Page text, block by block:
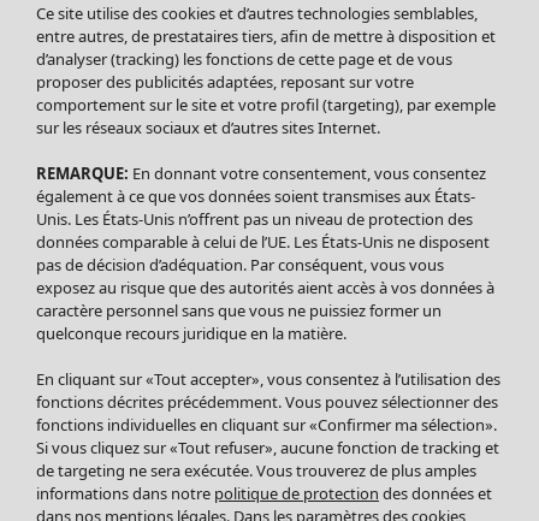
Soldes Vêtements
Tous les vêtements
Robes
Tuniques
Blouses
Tops
Gilets
Pantalon
Jupes
Leggings et collants
Accessoires
Chaussures
Vêtements de bain
Basics
Soldes Mobilier
Bonnes affaires déco
Ce site utilise des cookies et d’autres technologies semblables,
entre autres, de prestataires tiers, afin de mettre à disposition et
d’analyser (tracking) les fonctions de cette page et de vous
proposer des publicités adaptées, reposant sur votre
comportement sur le site et votre profil (targeting), par exemple
sur les réseaux sociaux et d’autres sites Internet.
REMARQUE: En donnant votre consentement, vous consentez
également à ce que vos données soient transmises aux États-
Unis. Les États-Unis n’offrent pas un niveau de protection des
données comparable à celui de l’UE. Les États-Unis ne disposent
pas de décision d’adéquation. Par conséquent, vous vous
exposez au risque que des autorités aient accès à vos données à
caractère personnel sans que vous ne puissiez former un
quelconque recours juridique en la matière.
En cliquant sur «Tout accepter», vous consentez à l’utilisation des
fonctions décrites précédemment. Vous pouvez sélectionner des
fonctions individuelles en cliquant sur «Confirmer ma sélection».
Si vous cliquez sur «Tout refuser», aucune fonction de tracking et
de targeting ne sera exécutée. Vous trouverez de plus amples
informations dans notre politique de protection des données et
dans nos mentions légales. Dans les paramètres des cookies,